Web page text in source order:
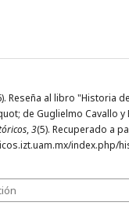
Reseña al libro "Historia
de Guglielmo Cavallo y
,3(5). Recuperado a
index.php/